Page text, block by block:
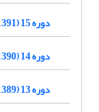
دوره 15 (1391)
دوره 14 (1390)
دوره 13 (1389)